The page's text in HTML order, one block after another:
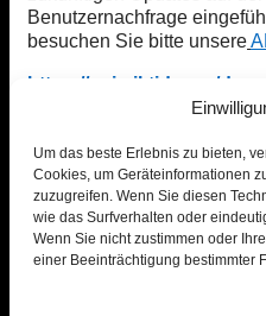
Um das beste Erlebnis zu bieten,
Cookies, um Geräteinformationen
zuzugreifen. Wenn Sie diesen
wie das Surfverhalten oder
Wenn Sie nicht zustimmen oder
einer Beeinträchtigung bestimmter
Benutzernachfrage
besuchen Sie bitte unsere
https://api.piktid.com/
Teste